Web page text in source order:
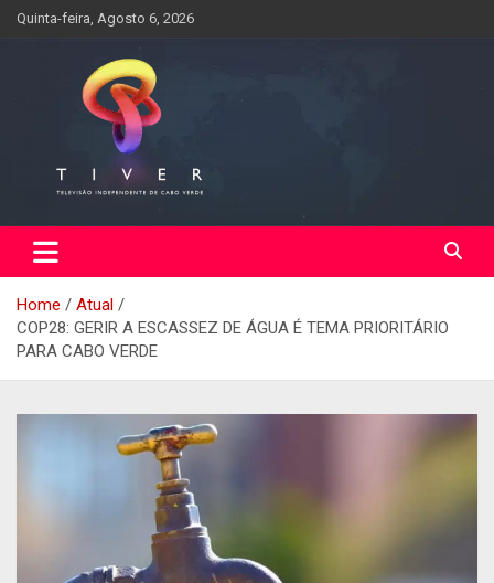
SkipQuinta-feira, Agosto 6, 2026
Home
Atual
COP28: GERIR A ESCASSEZ DE ÁGUA É TEMA PRIORITÁRIO
PARA CABO VERDE